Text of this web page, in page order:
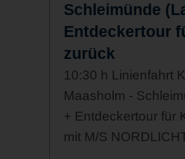
Schleimünde
Entdeckertour
zurück
10:30 h Linienfahrt
Maasholm -
+ Entdeckertour für
mit M/S